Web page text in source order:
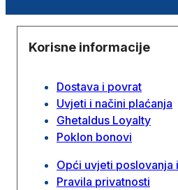
Korisne informacije
Dostava i povrat
Uvjeti i načini plaćanja
Ghetaldus Loyalty
Poklon bonovi
Opći uvjeti poslovanja
Pravila privatnosti